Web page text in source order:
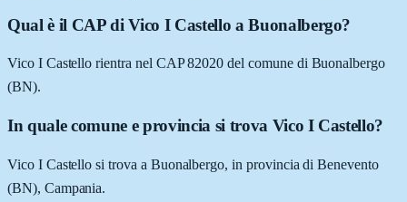
Qual è il CAP di Vico I Castello a Buonalbergo?
Vico I Castello rientra nel CAP 82020 del comune di Buonalbergo
(BN).
In quale comune e provincia si trova Vico I Castello?
Vico I Castello si trova a Buonalbergo, in provincia di Benevento
(BN), Campania.